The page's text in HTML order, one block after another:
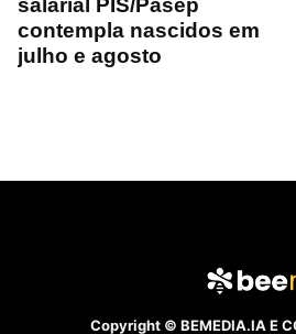
contempla nascidos em
julho e agosto
Copyright © BEMEDIA.IA E